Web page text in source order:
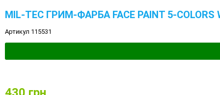
MIL-TEC ГРИМ-ФАРБА FACE PAINT 5-COLORS
Артикул 115531